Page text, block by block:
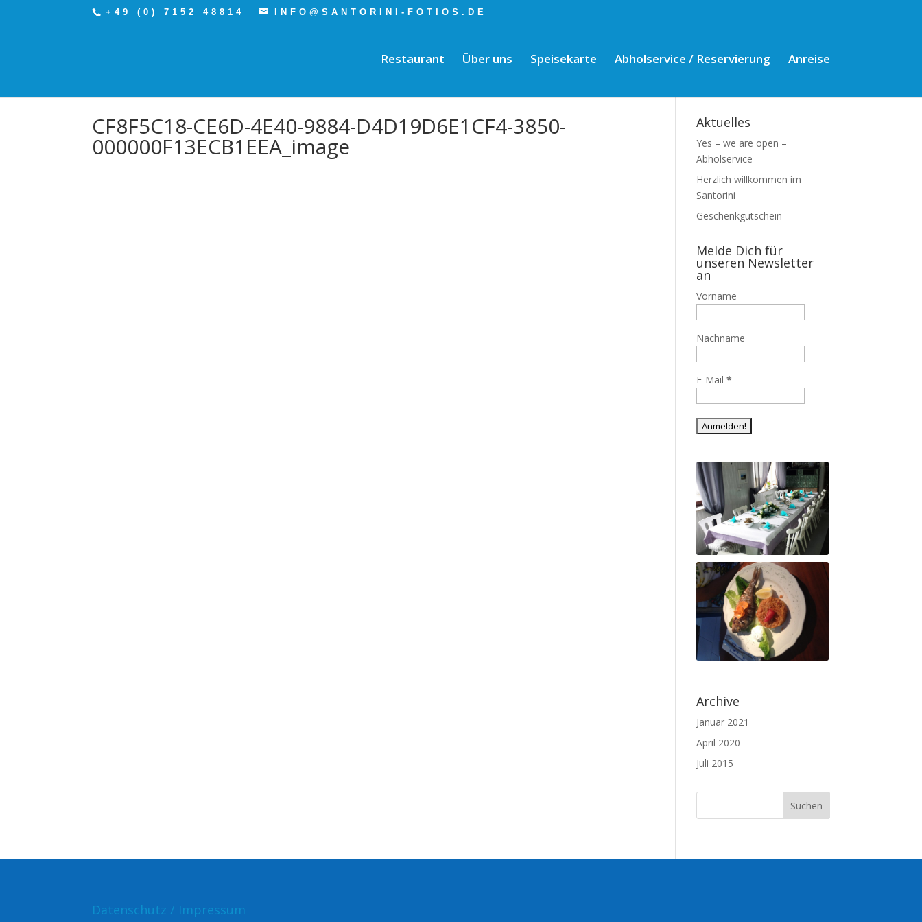
+49 (0) 7152 48814‬ INFO@SANTORINI-FOTIOS.DE
Restaurant Über uns Speisekarte Abholservice / Reservierung Anreise
CF8F5C18-CE6D-4E40-9884-D4D19D6E1CF4-3850-
000000F13ECB1EEA_image
Aktuelles
Yes – we are open –
Abholservice
Herzlich willkommen im
Santorini
Geschenkgutschein
Melde Dich für
unseren Newsletter
an
Vorname
Nachname
E-Mail*
Archive
Januar 2021
Juli 2015